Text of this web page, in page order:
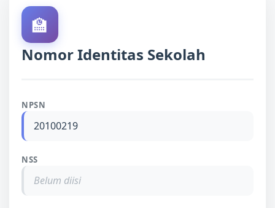
🏫
Nomor Identitas Sekolah
NPSN
20100219
NSS
Belum diisi